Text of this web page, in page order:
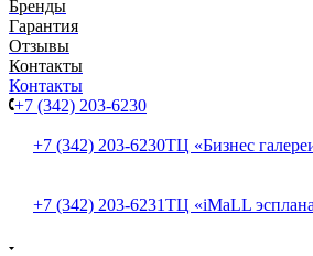
Бренды
Гарантия
Отзывы
Контакты
Контакты
+7 (342) 203-6230
+7 (342) 203-6230ТЦ «Бизнес
+7 (342) 203-6231ТЦ «iMaLL